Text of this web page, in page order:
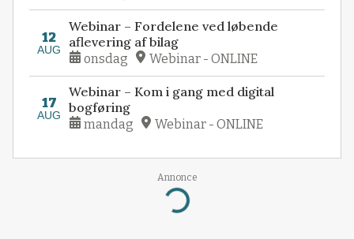
12
AUG
Webinar – Fordelene ved løbende
aflevering af bilag
onsdag Webinar - ONLINE
17
AUG
Webinar – Kom i gang med digital
bogføring
mandag Webinar - ONLINE
Annonce
Loading...